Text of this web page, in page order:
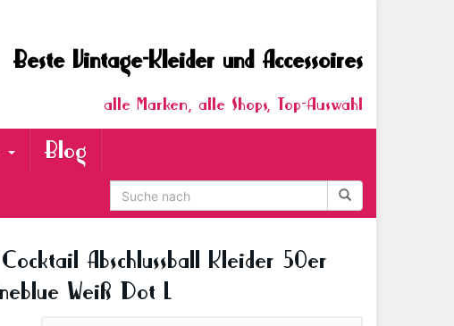
Beste Vintage-Kleider und Accessoires
alle Marken, alle Shops, Top-Auswahl
Blog
Abschlussball Kleider 50er
Weiß Dot L